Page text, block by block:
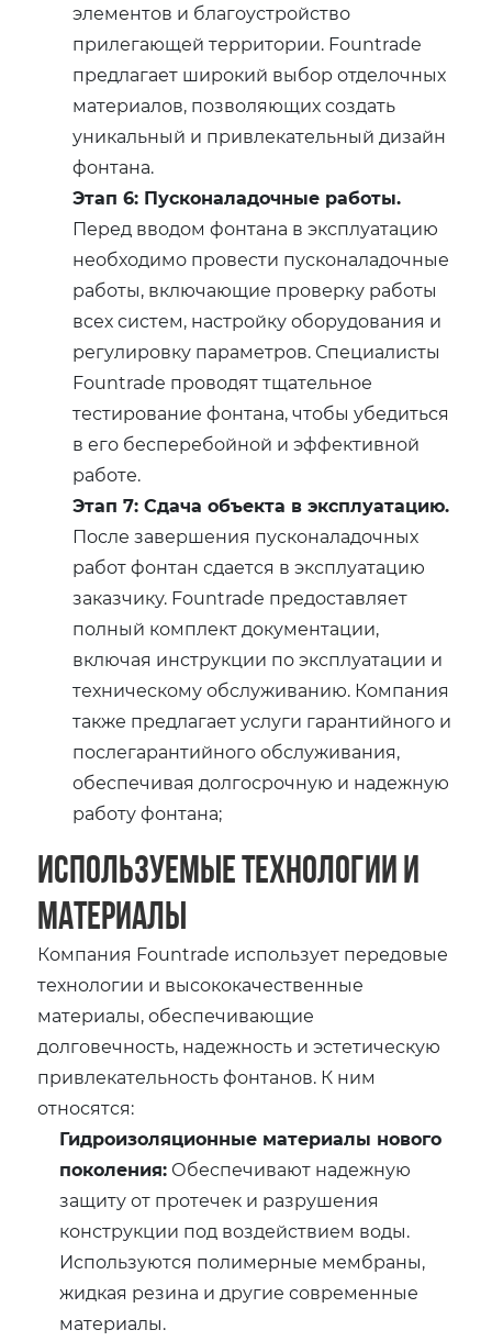
элементов и благоустройство
прилегающей территории. Fountrade
предлагает широкий выбор отделочных
материалов, позволяющих создать
уникальный и привлекательный дизайн
фонтана.
Этап 6: Пусконаладочные работы.
Перед вводом фонтана в эксплуатацию
необходимо провести пусконаладочные
работы, включающие проверку работы
всех систем, настройку оборудования и
регулировку параметров. Специалисты
Fountrade проводят тщательное
тестирование фонтана, чтобы убедиться
в его бесперебойной и эффективной
работе.
Этап 7: Сдача объекта в эксплуатацию.
После завершения пусконаладочных
работ фонтан сдается в эксплуатацию
заказчику. Fountrade предоставляет
полный комплект документации,
включая инструкции по эксплуатации и
техническому обслуживанию. Компания
также предлагает услуги гарантийного и
послегарантийного обслуживания,
обеспечивая долгосрочную и надежную
работу фонтана;
Используемые технологии и
материалы
Компания Fountrade использует передовые
технологии и высококачественные
материалы, обеспечивающие
долговечность, надежность и эстетическую
привлекательность фонтанов. К ним
относятся:
Гидроизоляционные материалы нового
поколения: Обеспечивают надежную
защиту от протечек и разрушения
конструкции под воздействием воды.
Используются полимерные мембраны,
жидкая резина и другие современные
материалы.